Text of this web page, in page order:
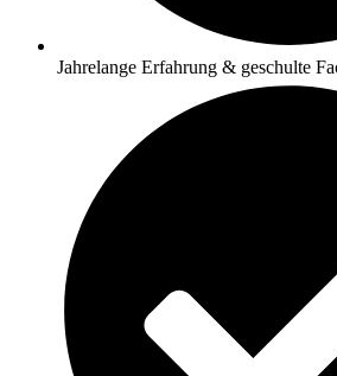
Jahrelange Erfahrung & geschulte